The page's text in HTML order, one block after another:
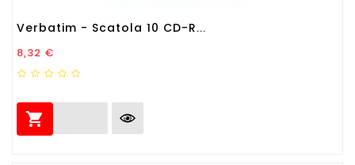
Verbatim - Scatola 10 CD-R...
Prezzo
8,32 €
